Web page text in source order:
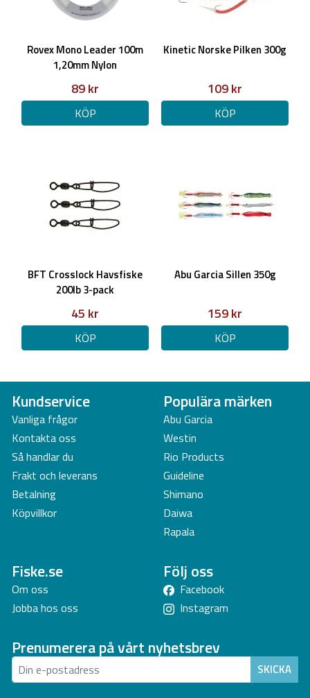
Rovex Mono Leader 100m
1,20mm Nylon
89 kr
KÖP
Kinetic Norske Pilken 300g
109 kr
KÖP
BFT Crosslock Havsfiske
200lb 3-pack
45 kr
KÖP
Abu Garcia Sillen 350g
159 kr
KÖP
Kundservice
Vanliga frågor
Kontakta oss
Så handlar du
Frakt och leverans
Betalning
Köpvillkor
Populära märken
Abu Garcia
Westin
Rio Products
Guideline
Shimano
Daiwa
Rapala
Fiske.se
Om oss
Jobba hos oss
Följ oss
Facebook
Instagram
Prenumerera på vårt nyhetsbrev
SKICKA